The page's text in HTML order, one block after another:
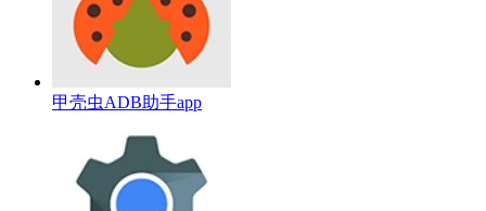
甲壳虫ADB助手app